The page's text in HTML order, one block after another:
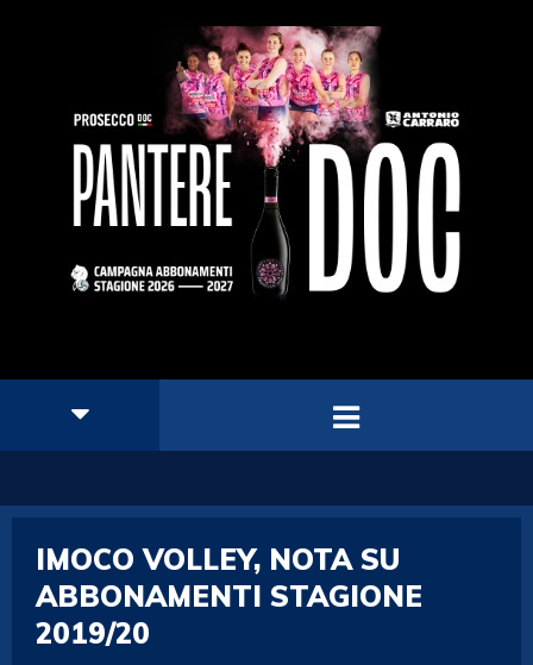
IMOCO VOLLEY, NOTA SU
ABBONAMENTI STAGIONE
2019/20